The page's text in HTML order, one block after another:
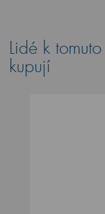
Lidé k
kupují